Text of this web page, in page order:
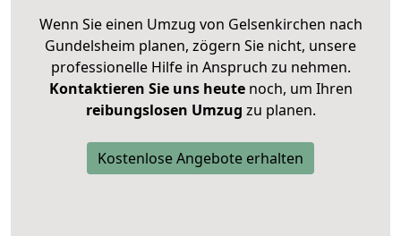
Wenn Sie einen Umzug von Gelsenkirchen nach
Gundelsheim planen, zögern Sie nicht, unsere
professionelle Hilfe in Anspruch zu nehmen.
Kontaktieren Sie uns heutenoch, um Ihren
reibungslosen Umzug zu planen.
Kostenlose Angebote erhalten